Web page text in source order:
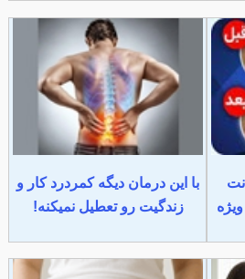
با این درمان دیگه کمردرد کار و
زندگیت رو تعطیل نمیکنه!